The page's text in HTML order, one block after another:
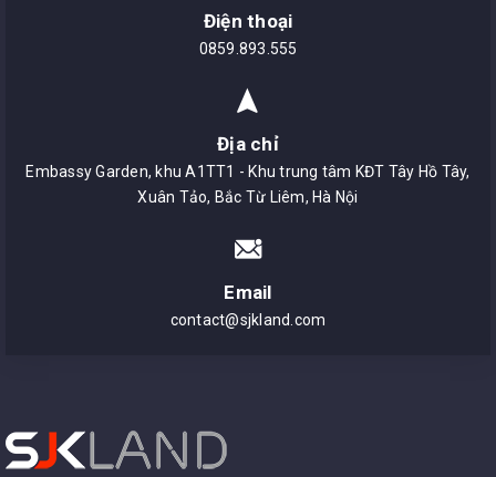
Điện thoại
0859.893.555
Địa chỉ
Embassy Garden, khu A1TT1 - Khu trung tâm KĐT Tây Hồ Tây,
Xuân Tảo, Bắc Từ Liêm, Hà Nội
Email
contact@sjkland.com